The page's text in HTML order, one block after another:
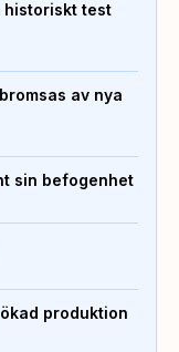
historiskt test
av nya
sin befogenhet
produktion